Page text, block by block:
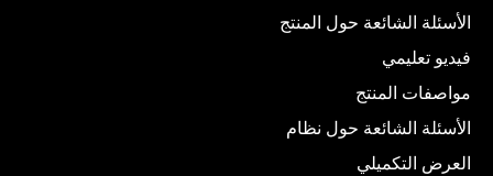
الأسئلة الشائعة حول المنتج
فيديو تعليمي
مواصفات المنتج
الأسئلة الشائعة حول نظام
العرض التكميلي